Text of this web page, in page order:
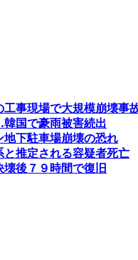
事現場で大規模崩壊事
国で豪雨被害続出
地下駐車場崩壊の恐れ
推定される容疑者死亡
後７９時間で復旧